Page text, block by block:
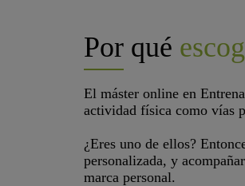
Por qué
El máster online en
actividad física como vías
¿Eres uno de ellos?
personalizada, y
marca personal.